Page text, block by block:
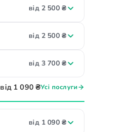
від 2 500 ₴
від 2 500 ₴
від 3 700 ₴
від 1 090 ₴Усі послуги
від 1 090 ₴